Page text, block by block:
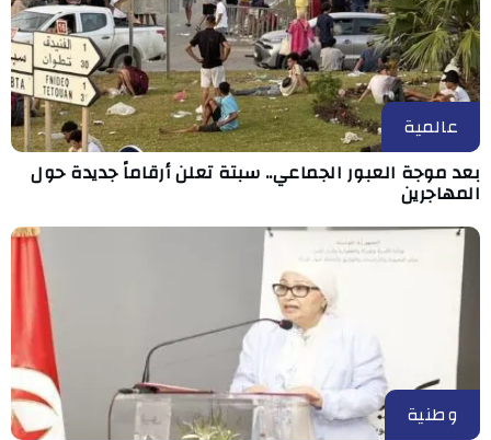
عالمية
بعد موجة العبور الجماعي.. سبتة تعلن أرقاماً جديدة حول
المهاجرين
وطنية